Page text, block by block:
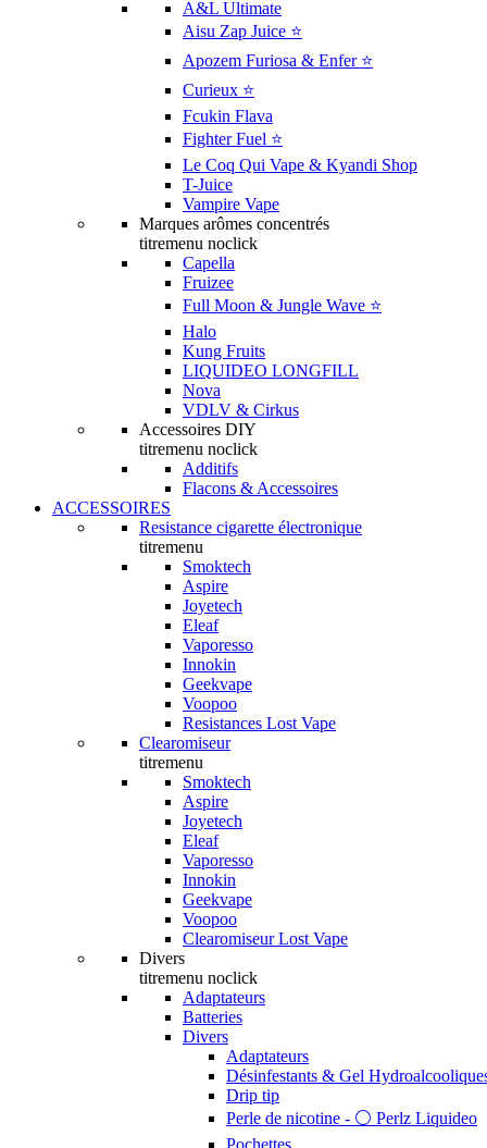
A&L Ultimate
Aisu Zap Juice ⭐️
Apozem Furiosa & Enfer ⭐️
Curieux ⭐️
Fcukin Flava
Fighter Fuel ⭐️
Le Coq Qui Vape & Kyandi Shop
T-Juice
Vampire Vape
Marques arômes concentrés
titremenu noclick
Capella
Fruizee
Full Moon & Jungle Wave ⭐️
Halo
Kung Fruits
LIQUIDEO LONGFILL
Nova
VDLV & Cirkus
Accessoires DIY
titremenu noclick
Additifs
Flacons & Accessoires
ACCESSOIRES
Resistance cigarette électronique
titremenu
Smoktech
Aspire
Joyetech
Eleaf
Vaporesso
Innokin
Geekvape
Voopoo
Resistances Lost Vape
Clearomiseur
titremenu
Smoktech
Aspire
Joyetech
Eleaf
Vaporesso
Innokin
Geekvape
Voopoo
Clearomiseur Lost Vape
Divers
titremenu noclick
Adaptateurs
Batteries
Divers
Adaptateurs
Désinfestants & Gel
Drip tip
Perle de nicotine - ⚪️ Perlz Liquideo
Pochettes